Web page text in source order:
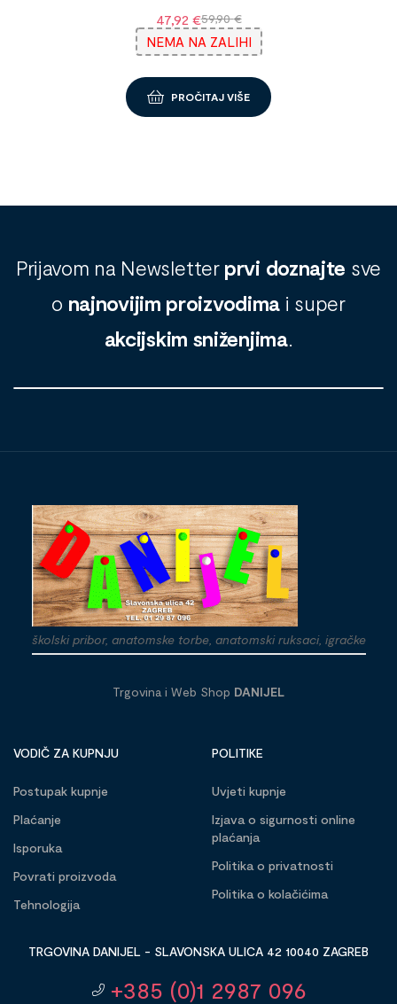
59,90€
47,92 €
NEMA NA ZALIHI
PROČITAJ VIŠE
Prijavom na Newsletter prvi doznajte sve
o najnovijim proizvodima i super
akcijskim sniženjima.
školski pribor, anatomske torbe, anatomski ruksaci, igračke
Trgovina i Web Shop DANIJEL
VODIČ ZA KUPNJU
Postupak kupnje
Plaćanje
Isporuka
Povrati proizvoda
Tehnologija
POLITIKE
Uvjeti kupnje
Izjava o sigurnosti online
plaćanja
Politika o privatnosti
Politika o kolačićima
TRGOVINA DANIJEL - SLAVONSKA ULICA 42 10040 ZAGREB
+385 (0)1 2987 096